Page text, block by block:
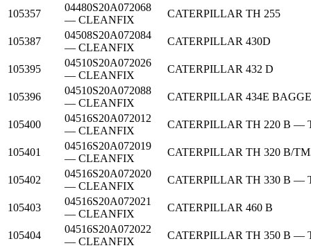
105357
04480S20A072068
— CLEANFIX
CATERPILLAR TH 255
105387
04508S20A072084
— CLEANFIX
CATERPILLAR 430D
105395
04510S20A072026
— CLEANFIX
CATERPILLAR 432 D
105396
04510S20A072088
— CLEANFIX
CATERPILLAR 434E
105400
04516S20A072012
— CLEANFIX
CATERPILLAR TH 220 B —
105401
04516S20A072019
— CLEANFIX
CATERPILLAR TH 320 B/
105402
04516S20A072020
— CLEANFIX
CATERPILLAR TH 330 B —
105403
04516S20A072021
— CLEANFIX
CATERPILLAR 460 B
105404
04516S20A072022
— CLEANFIX
CATERPILLAR TH 350 B —